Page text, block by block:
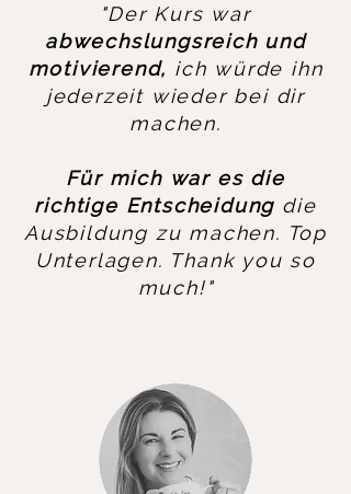
"Der Kurs war
abwechslungsreich und
motivierend, ich würde ihn
jederzeit wieder bei dir
machen.
Für mich war es die
richtige Entscheidung die
Ausbildung zu machen. Top
Unterlagen. Thank you so
much!"